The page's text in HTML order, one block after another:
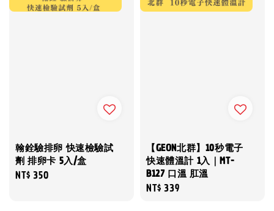
翰銓驗排卵 快速檢驗試
劑 排卵卡 5入/盒
Regular
NT$ 350
【GEON北群】10秒電子
快速體溫計 1入｜MT-
B127 口溫 肛溫
Regular
NT$ 339